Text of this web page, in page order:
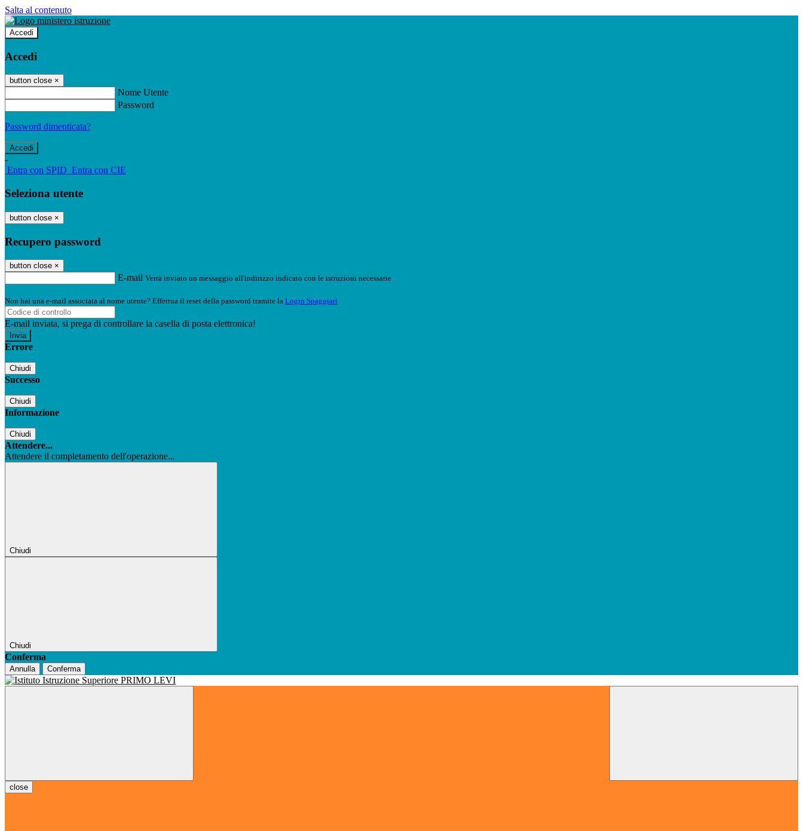
Salta al contenuto
Accedi
Accedi
button close ×
Nome Utente
Password
Password dimenticata?
-
Entra con SPID Entra con CIE
Seleziona utente
button close ×
Recupero password
button close ×
E-mail Verrà inviato un messaggio all'indirizzo indicato con le istruzioni necessarie.
Non hai una e-mail associata al nome utente? Effettua il reset della password tramite la Login Spaggiari
E-mail inviata, si prega di controllare la casella di posta elettronica!
Errore
Chiudi
Successo
Chiudi
Informazione
Chiudi
Attendere...
Attendere il completamento dell'operazione...
Chiudi
Chiudi
Conferma
Annulla Conferma
close